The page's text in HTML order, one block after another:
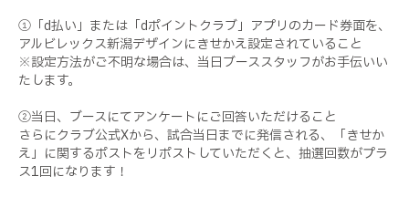
①「d払い」または「dポイントクラブ」アプリのカード券面を、
アルビレックス新潟デザインにきせかえ設定されていること
※設定方法がご不明な場合は、当日ブーススタッフがお手伝いい
たします。
②当日、ブースにてアンケートにご回答いただけること
さらにクラブ公式Xから、試合当日までに発信される、「きせか
え」に関するポストをリポストしていただくと、抽選回数がプラ
ス1回になります！